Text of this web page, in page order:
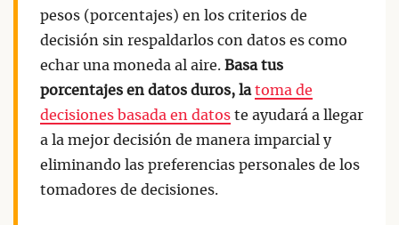
pesos (porcentajes) en los criterios de
decisión sin respaldarlos con datos es como
echar una moneda al aire. Basa tus
porcentajes en datos duros, latoma de
decisiones basada en datos te ayudará a llegar
a la mejor decisión de manera imparcial y
eliminando las preferencias personales de los
tomadores de decisiones.